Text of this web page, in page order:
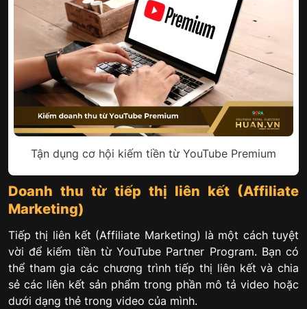
Tận dụng cơ hội kiếm tiền từ YouTube Premium
Doanh thu từ tiếp thị liên kết (Affiliate
Marketing)
Tiếp thị liên kết (Affiliate Marketing) là một cách tuyệt
vời để kiếm tiền từ YouTube Partner Program. Bạn có
thể tham gia các chương trình tiếp thị liên kết và chia
sẻ các liên kết sản phẩm trong phần mô tả video hoặc
dưới dạng thẻ trong video của mình.